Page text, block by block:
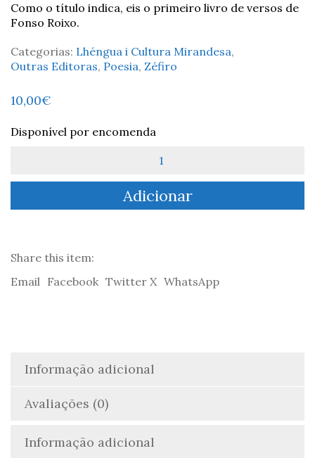
Como o título indica, eis o primeiro livro de versos de
Fonso Roixo.
Categorias: Lhéngua i Cultura Mirandesa,
Outras Editoras, Poesia, Zéfiro
10,00€
Disponível por encomenda
L
Libro
-
Roixo
Adicionar
Share this item:
Email Facebook Twitter X WhatsApp
Informação adicional
Avaliações (0)
Informação adicional